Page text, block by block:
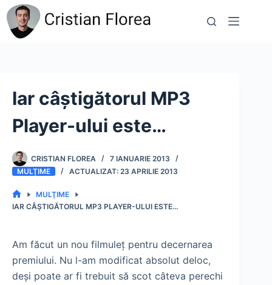
Sari
la
conținut
Iar câştigătorul MP3
Player-ului este…
CRISTIAN FLOREA
7 IANUARIE 2013
MULŢIME
23 APRILIE 2013
PRIMA
MULŢIME
IAR CÂŞTIGĂTORUL MP3 PLAYER-ULUI ESTE…
Am făcut un nou filmuleţ pentru decernarea
premiului. Nu l-am modificat absolut deloc,
deşi poate ar fi trebuit să scot câteva perechi